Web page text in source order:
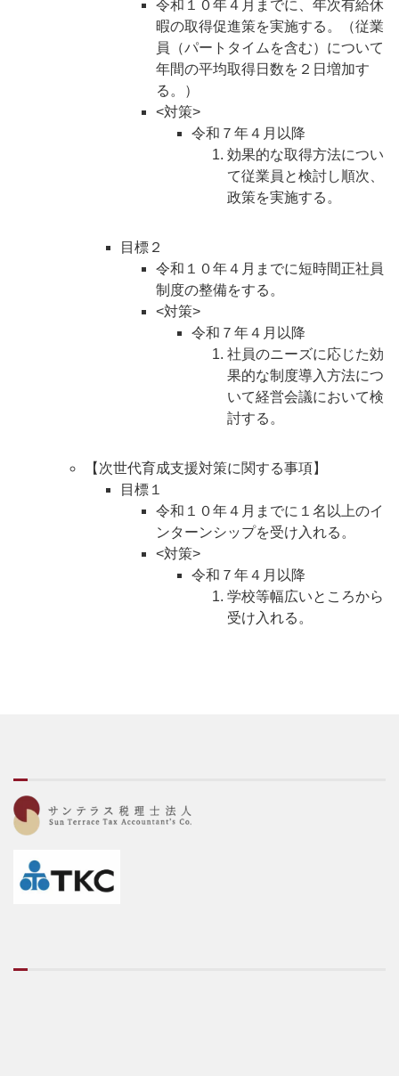
令和１０年４月までに、年次有給休
暇の取得促進策を実施する。（従業
員（パートタイムを含む）について
年間の平均取得日数を２日増加す
る。）
<対策>
令和７年４月以降
効果的な取得方法につい
て従業員と検討し順次、
政策を実施する。
目標２
令和１０年４月までに短時間正社員
制度の整備をする。
<対策>
令和７年４月以降
社員のニーズに応じた効
果的な制度導入方法につ
いて経営会議において検
討する。
【次世代育成支援対策に関する事項】
目標１
令和１０年４月までに１名以上のイ
ンターンシップを受け入れる。
<対策>
令和７年４月以降
学校等幅広いところから
受け入れる。